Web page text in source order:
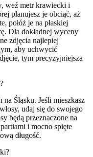
weź metr krawiecki i
planujesz je obciąć, aż
połóż je na płaskiej
Dla dokładnej wyceny
zdjęcia najlepiej
aby uchwycić
tym precyzyjniejsza
Śląsku. Jeśli mieszkasz
udaj się do swojego
będą przeznaczone na
i mocno spięte
długość.